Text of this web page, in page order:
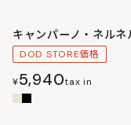
DOD STORE価格
¥5,940tax in